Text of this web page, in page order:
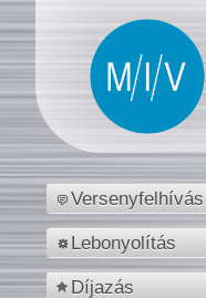
Versenyfelhívás
Lebonyolítás
Díjazás